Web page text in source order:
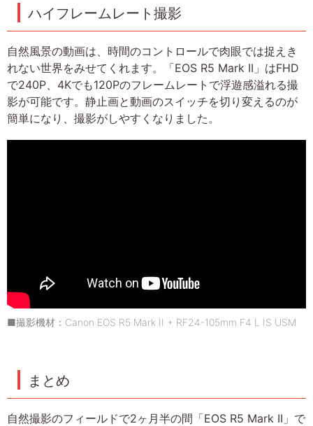
ハイフレームレート撮影
自然風景の動画は、時間のコントロールで肉眼では捉えき
れない世界をみせてくれます。「EOS R5 Mark II」はFHD
で240P、4Kでも120Pのフレームレートで浮遊感溢れる撮
影が可能です。静止画と動画のスイッチを切り変えるのが
簡単になり、撮影がしやすくなりました。
■撮影機材：Canon EOS R5 Mark II + RF24-105mm F4 L IS USM
まとめ
自然撮影のフィールドで2ヶ月半の間「EOS R5 Mark II」で